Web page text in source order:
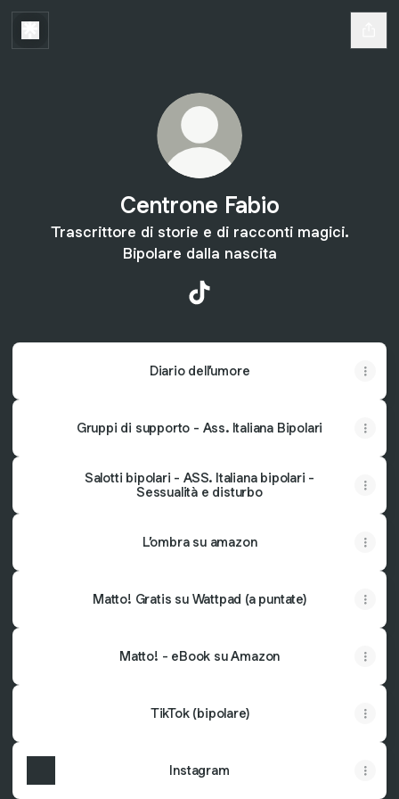
Centrone Fabio
Trascrittore di storie e di racconti magici.
Bipolare dalla nascita
Diario dell’umore
Gruppi di supporto - Ass. Italiana Bipolari
Salotti bipolari - ASS. Italiana bipolari -
Sessualità e disturbo
L’ombra su amazon
Matto! Gratis su Wattpad (a puntate)
Matto! - eBook su Amazon
TikTok (bipolare)
Instagram